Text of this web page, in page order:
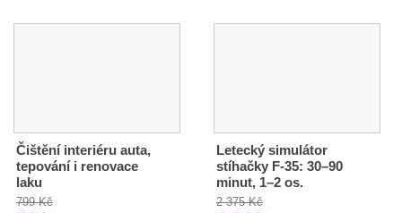
Čištění interiéru auta,
tepování i renovace
laku
799 Kč
Letecký simulátor
stíhačky F-35: 30–90
minut, 1–2 os.
2 375 Kč